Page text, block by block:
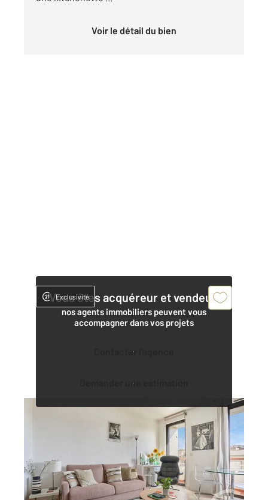
Voir le détail du bien
Vous êtes acquéreur et vendeur,
nos agents immobiliers peuvent vous
accompagner dans vos projets
Contacter l'agence
Demander une estimation
Exclusivité
Appartement F1 à vendre
310 000 €